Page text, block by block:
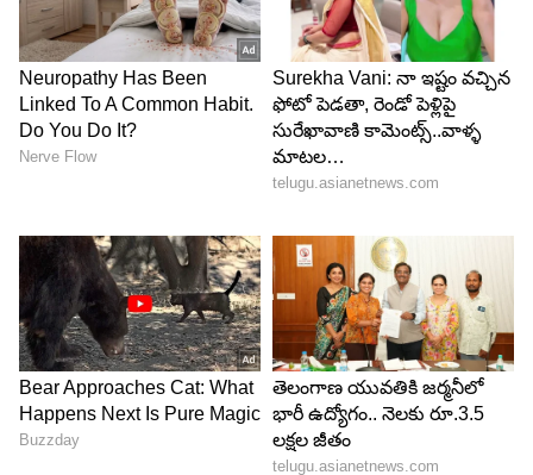
ABOUT THE AUTHOR
MJ
Mahesh Jujjuri
మహేశ్ జుజ్జూరి 13 ఏళ్ళకు పైగా తెలుగు జర్నలిస్టుగా పని
చేస్తున్నారు. ఈయన గతంలో 10 టీవీలో సినిమా, ఫీచర్స్
జర్నలిస్టుగా పని చేశారు. 2021 నుంచి ఏసియా నెట్ తెలుగులో
సినిమా జర్నలిస్టుగా ఉన్నరు. ఓటీటీ, టీవీ, బిగ్ బాస్, లైఫ్ స్టైల్
ఇతర సెలబ్రిటీలకు సంబందించిన విశేషాలను, ఫీచర్లను రాయడం
ఈయన ప్రత్యేకత. క్వాలిటీ కంటెంట్‌ తో విశ్లేషణాత్మక కథనాలు
బాలీవుడ్